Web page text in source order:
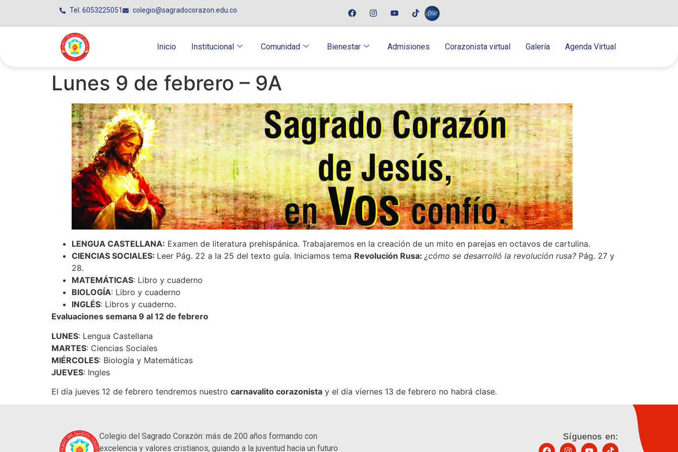
Tel. 6053225051 colegio@sagradocorazon.edu.co
Inicio Institucional Comunidad Bienestar Admisiones Corazonista virtual Galería Agenda Virtual
Lunes 9 de febrero – 9A
LENGUA CASTELLANA: Examen de literatura prehispánica. Trabajaremos en la creación de un mito en parejas en octavos de cartulina.
CIENCIAS SOCIALES: Leer Pág. 22 a la 25 del texto guía. Iniciamos tema Revolución Rusa: ¿cómo se desarrolló la revolución rusa? Pág. 27 y
28.
MATEMÁTICAS: Libro y cuaderno
BIOLOGÍA: Libro y cuaderno
INGLÉS: Libros y cuaderno.
Evaluaciones semana 9 al 12 de febrero
LUNES: Lengua Castellana
MARTES: Ciencias Sociales
MIÉRCOLES: Biología y Matemáticas
JUEVES: Ingles
El día jueves 12 de febrero tendremos nuestro carnavalito corazonista y el día viernes 13 de febrero no habrá clase.
Colegio del Sagrado Corazón: más de 200 años formando con
excelencia y valores cristianos, guiando a la juventud hacia un futuro
Síguenos en: